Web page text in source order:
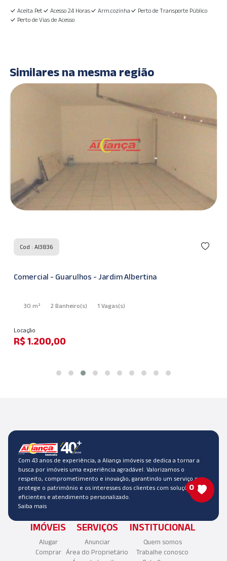
Aceita Pet Acesso 24 Horas Arm.cozinha
Perto de Transporte Público
Perto de Vias de Acesso
Similares na mesma região
Cod : AI3836
Comercial - Guarulhos - Jardim Albertina
30 m² 2 Banheiro(s) 1 Vagas(s)
Locação
R$ 1.200,00
Com 43 anos de experiência, a Aliança imóveis se dedica a tornar a
busca por imóveis uma experiência agradável. Valorizamos o
respeito, comprometimento e inovação, garantindo um serviço que
protege o patrimônio e os interesses dos clientes com soluções
eficientes e atendimento personalizado.
Saiba mais
IMÓVEIS
Alugar
Comprar
SERVIÇOS
Anunciar
Área do Proprietário
INSTITUCIONAL
Quem somos
Trabalhe conosco
0